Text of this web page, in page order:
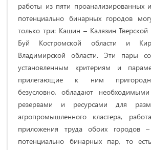
работы из пяти проанализированных
потенциально бинарных городов
только три: Кашин – Калязин
Буй Костромской области и
Владимирской области. Эти пары
установленным критериям и
прилегающие к ним
безусловно, обладают
резервами и ресурсами для
агропромышленного кластера,
приложения труда обоих городов –
потенциально бинарных пар, то